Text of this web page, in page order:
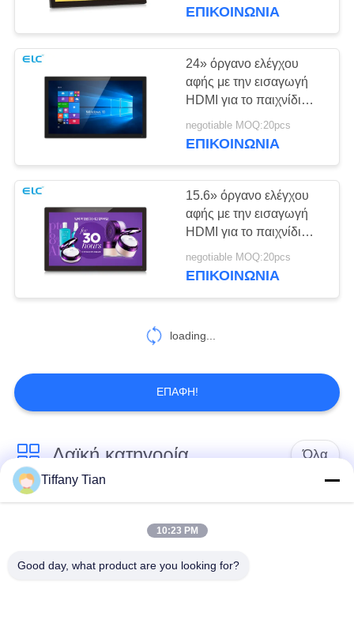
ΕΠΙΚΟΙΝΩΝΙΑ
24» όργανο ελέγχου
αφής με την εισαγωγή
HDMI για το παιχνίδι
διαφημίσεων
negotiable MOQ:20pcs
ΕΠΙΚΟΙΝΩΝΙΑ
15.6» όργανο ελέγχου
αφής με την εισαγωγή
HDMI για το παιχνίδι
διαφημίσεων
negotiable MOQ:20pcs
ΕΠΙΚΟΙΝΩΝΙΑ
loading...
ΕΠΑΦΉ!
Λαϊκή κατηγορία Όλα
Λύσεις οθόνης
εστιατορίων
Σημειώσεις οθόνης
Tiffany Tian
10:23 PM
Good day, what product are you looking for?